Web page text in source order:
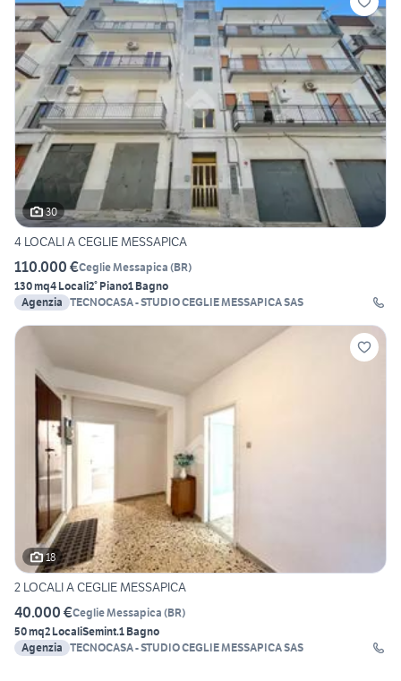
30
4 LOCALI A CEGLIE MESSAPICA
110.000 €Ceglie Messapica (BR)
130 mq4 Locali2° Piano1 Bagno
Agenzia TECNOCASA - STUDIO CEGLIE MESSAPICA SAS
18
2 LOCALI A CEGLIE MESSAPICA
40.000 €Ceglie Messapica (BR)
50 mq2 LocaliSemint.1 Bagno
Agenzia TECNOCASA - STUDIO CEGLIE MESSAPICA SAS